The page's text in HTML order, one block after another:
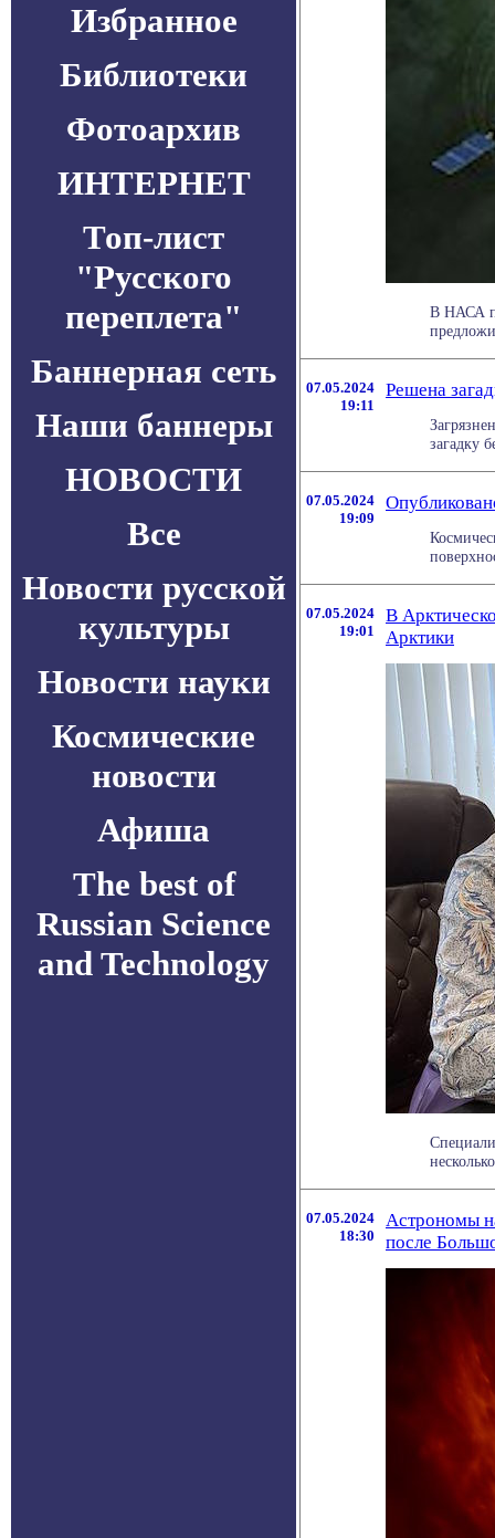
Избранное
Библиотеки
Фотоархив
ИНТЕРНЕТ
Топ-лист
"Русского
переплета"
Баннерная сеть
Наши баннеры
НОВОСТИ
Все
Новости русской
культуры
Новости науки
Космические
новости
Афиша
The best of
Russian Science
and Technology
В НАСА
07.05.2024
19:11
Решена
загадку
07.05.2024
19:09
07.05.2024
19:01
В
Арктики
07.05.2024
18:30
Астрономы
после